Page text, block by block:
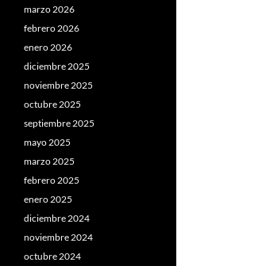
marzo 2026
febrero 2026
enero 2026
diciembre 2025
noviembre 2025
octubre 2025
septiembre 2025
mayo 2025
marzo 2025
febrero 2025
enero 2025
diciembre 2024
noviembre 2024
octubre 2024